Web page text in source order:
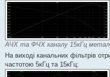
АЧХ та ФЧХ каналу 15кГц
На виході канальних фільтрів
частотою 5кГц та 15кГц: